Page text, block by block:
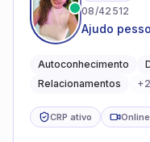
08/42512
Ajudo
Autoconhecimento
Relacionamentos
+2
CRP ativo Online